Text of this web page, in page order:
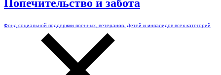
Попечительство и забота
Фонд социальной поддержки военных, ветеранов. Детей и инвалидов всех категорий